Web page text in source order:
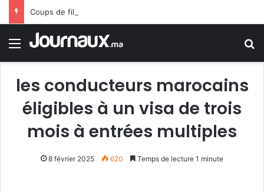
Menu
les conducteurs marocains
éligibles à un visa de trois
mois à entrées multiples
8 février 2025 620 Temps de lecture 1 minute